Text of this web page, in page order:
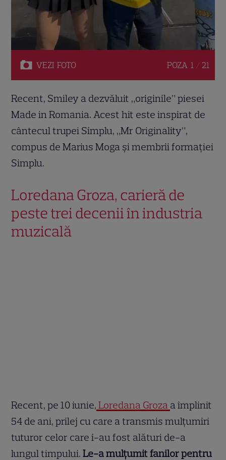
VEZI FOTO POZA 1 / 21
Recent, Smiley a dezvăluit „originile” piesei
Made in Romania. Acest hit este inspirat de
cântecul trupei Simplu, „Mr Originality”,
compus de Marius Moga și membrii formației
Simplu.
Loredana Groza, carieră de
peste trei decenii în industria
muzicală
Recent, pe 10 iunie, Loredana Groza a împlinit
54 de ani, prilej cu care a transmis mulțumiri
tuturor celor care i-au fost alături de-a
lungul timpului. Le-a mulțumit fanilor pentru